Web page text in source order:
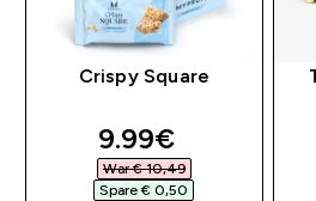
Crispy Square
discounted price
9.99€‎
War € 10,49‎
Spare € 0,50‎